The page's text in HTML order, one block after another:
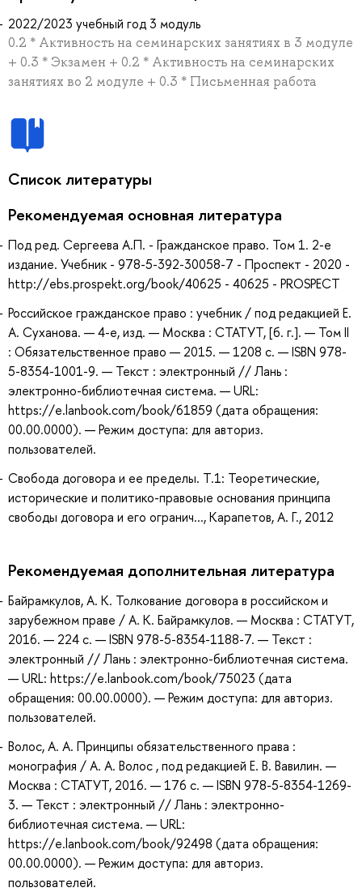
2022/2023 учебный год 3 модуль
0.2 * Активность на семинарских занятиях в 3 модуле
+ 0.3 * Экзамен + 0.2 * Активность на семинарских
занятиях во 2 модуле + 0.3 * Письменная работа
Список литературы
Рекомендуемая основная литература
Под ред. Сергеева А.П. - Гражданское право. Том 1. 2-е
издание. Учебник - 978-5-392-30058-7 - Проспект - 2020 -
http://ebs.prospekt.org/book/40625 - 40625 - PROSPECT
Российское гражданское право : учебник / под редакцией Е.
А. Суханова. — 4-е, изд. — Москва : СТАТУТ, [б. г.]. — Том II
: Обязательственное право — 2015. — 1208 с. — ISBN 978-
5-8354-1001-9. — Текст : электронный // Лань :
электронно-библиотечная система. — URL:
https://e.lanbook.com/book/61859 (дата обращения:
00.00.0000). — Режим доступа: для авториз.
пользователей.
Свобода договора и ее пределы. Т.1: Теоретические,
исторические и политико-правовые основания принципа
свободы договора и его огранич..., Карапетов, А. Г., 2012
Рекомендуемая дополнительная литература
Байрамкулов, А. К. Толкование договора в российском и
зарубежном праве / А. К. Байрамкулов. — Москва : СТАТУТ,
2016. — 224 с. — ISBN 978-5-8354-1188-7. — Текст :
электронный // Лань : электронно-библиотечная система.
— URL: https://e.lanbook.com/book/75023 (дата
обращения: 00.00.0000). — Режим доступа: для авториз.
пользователей.
Волос, А. А. Принципы обязательственного права :
монография / А. А. Волос , под редакцией Е. В. Вавилин. —
Москва : СТАТУТ, 2016. — 176 с. — ISBN 978-5-8354-1269-
3. — Текст : электронный // Лань : электронно-
библиотечная система. — URL:
https://e.lanbook.com/book/92498 (дата обращения:
00.00.0000). — Режим доступа: для авториз.
пользователей.